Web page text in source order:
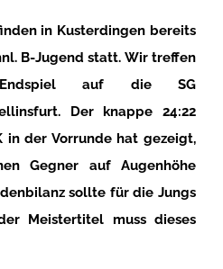
in Kusterdingen bereits
B-Jugend statt. Wir treffen
auf die SG
Der knappe 24:22
in der Vorrunde hat gezeigt,
Gegner auf Augenhöhe
sollte für die Jungs
Meistertitel muss dieses